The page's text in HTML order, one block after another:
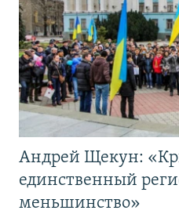
Андрей Щекун:
единственный
меньшинство»